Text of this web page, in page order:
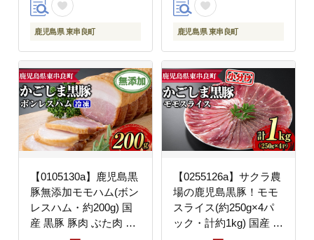
蒲焼き たれ 鹿児島 ふ
おおすみ】
鹿児島県 東串良町
短鼻豚 冷凍 冷凍配送
鹿児島県 東串良町
【0105130a】鹿児島黒
豚無添加モモハム(ボン
レスハム・約200g) 国
産 黒豚 豚肉 ぶた肉 短
【0255126a】サクラ農
場の鹿児島黒豚！モモ
スライス(約250g×4パ
ック・計約1kg) 国産 黒